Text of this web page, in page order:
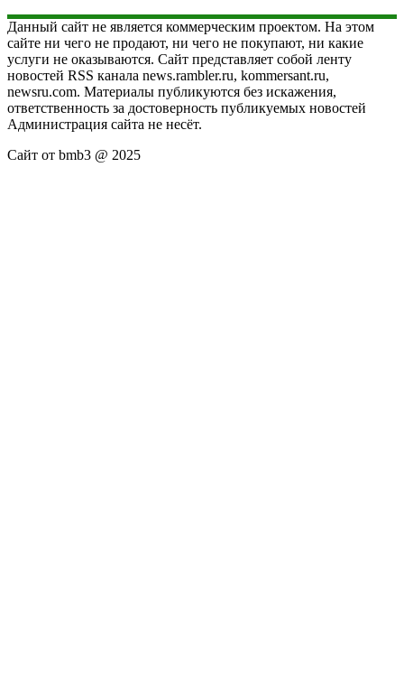
Данный сайт не является коммерческим проектом. На этом
сайте ни чего не продают, ни чего не покупают, ни какие
услуги не оказываются. Сайт представляет собой ленту
новостей RSS канала news.rambler.ru, kommersant.ru,
newsru.com. Материалы публикуются без искажения,
ответственность за достоверность публикуемых новостей
Администрация сайта не несёт.
Сайт от bmb3 @ 2025